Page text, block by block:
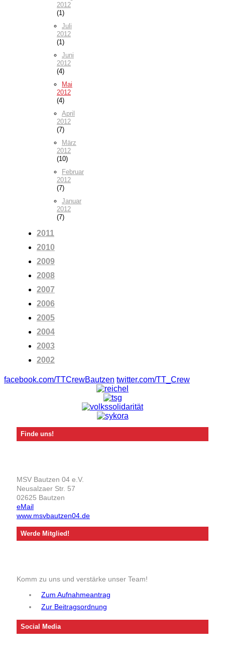
2012
(1)
Juli
2012
(1)
Juni
2012
(4)
Mai
2012
(4)
April
2012
(7)
März
2012
(10)
Februar
2012
(7)
Januar
2012
(7)
2011
2010
2009
2008
2007
2006
2005
2004
2003
2002
facebook.com/TTCrewBautzen twitter.com/TT_Crew
Finde uns!
MSV Bautzen 04 e.V.
Neusalzaer Str. 57
02625 Bautzen
eMail
www.msvbautzen04.de
Werde Mitglied!
Komm zu uns und verstärke unser Team!
Zum Aufnahmeantrag
Zur Beitragsordnung
Social Media